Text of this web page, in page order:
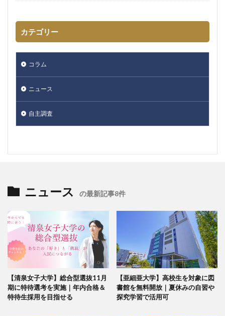
カテゴリー
コラム
ニュース
自主調査
ニュース の最新記事8件
【清泉女子大学】総合型選抜11月
期に特待選考を実施｜年内合格＆
特待生採用を目指せる
【亜細亜大学】高校生を対象に図
書館を無料開放｜夏休みの自習や
探究学習で活用可